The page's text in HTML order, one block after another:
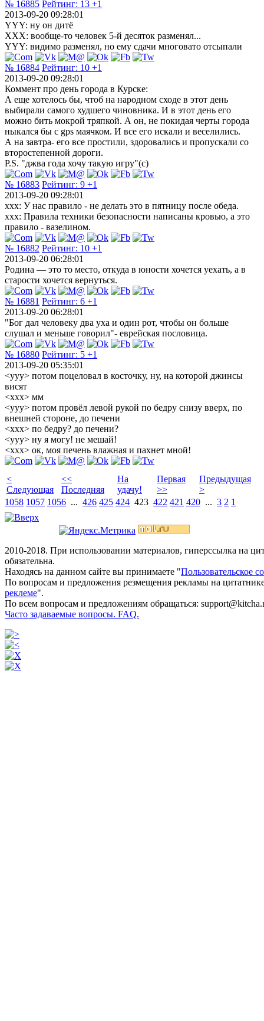
№ 16885 Рейтинг: 13 +1
2013-09-20 09:28:01
YYY: ну он дитё
XXX: вообще-то человек 5-й десяток разменял...
YYY: видимо разменял, но ему сдачи многовато отсыпали
№ 16884 Рейтинг: 10 +1
2013-09-20 09:28:01
Коммент про день города в Курске:
А еще хотелось бы, чтоб на народном сходе в этот день
выбирали самого худшего чиновника. И в этот день его
можно бить мокрой тряпкой. А он, не покидая черты города
ныкался бы с gps маячком. И все его искали и веселились.
А на завтра- его все простили, здоровались и пропускали со
второстепенной дороги.
P.S. "джва года хочу такую игру"(с)
№ 16883 Рейтинг: 9 +1
2013-09-20 09:28:01
xxx: У нас правило - не делать это в пятницу после обеда.
xxx: Правила техники безопасности написаны кровью, а это
правило - вазелином.
№ 16882 Рейтинг: 10 +1
2013-09-20 06:28:01
Родина — это то место, откуда в юности хочется уехать, а в
старости хочется вернуться.
№ 16881 Рейтинг: 6 +1
2013-09-20 06:28:01
"Бог дал человеку два уха и один рот, чтобы он больше
слушал и меньше говорил"- еврейская пословица.
№ 16880 Рейтинг: 5 +1
2013-09-20 05:35:01
<ууу> потом поцеловал в косточку, ну, на которой джинсы
висят
<ххх> мм
<ууу> потом провёл левой рукой по бедру снизу вверх, по
внешней стороне, до печени
<ххх> по бедру? до печени?
<ууу> ну я могу! не мешай!
<ххх> ок, моя печень влажная и пахнет мной!
<
Следующая
<<
Последняя
На
удачу!
Первая
>>
Предыдущая
>
1058 1057 1056 ... 426 425 424 423 422 421 420 ... 3 2 1
2010-2018. При использовании материалов, гиперссылка на
обязательна.
Находясь на данном сайте вы принимаете "Пользовательское
По вопросам и предложения резмещения рекламы на
реклеме".
По всем вопросам и предложениям обращаться:
Часто задаваемые вопросы. FAQ.